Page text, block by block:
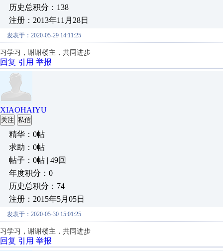
历史总积分：138
注册：2013年11月28日
发表于：2020-05-29 14:11:25
习学习，谢谢楼主，共同进步
回复 引用 举报
XIAOHAIYU
关注 私信
精华：0帖
求助：0帖
帖子：0帖 | 49回
年度积分：0
历史总积分：74
注册：2015年5月05日
发表于：2020-05-30 15:01:25
习学习，谢谢楼主，共同进步
回复 引用 举报